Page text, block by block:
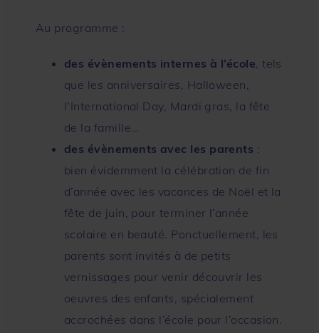
Au programme :
des évènements internes à l’école , tels
que les anniversaires, Halloween,
l’International Day, Mardi gras, la fête
de la famille…
des évènements avec les parents :
bien évidemment la célébration de fin
d’année avec les vacances de Noël et la
fête de juin, pour terminer l’année
scolaire en beauté. Ponctuellement, les
parents sont invités à de petits
vernissages pour venir découvrir les
oeuvres des enfants, spécialement
accrochées dans l’école pour l’occasion.